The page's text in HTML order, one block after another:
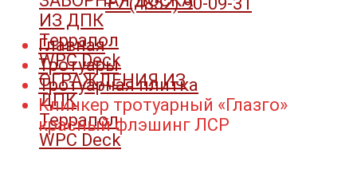
ИЗ ДПК
Террапол
WPC Deck
ОГРАЖДЕНИЯ ИЗ
ДПК
Террапол
WPC Deck
Главная
Тротуары
Тротуарная плитка
Клинкер тротуарный «Глазго»
красный флэшинг ЛСР